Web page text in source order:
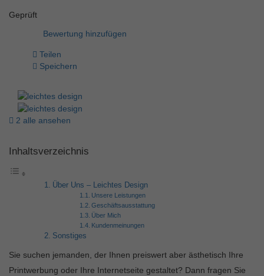
Geprüft
Bewertung hinzufügen
Teilen
Speichern
2 alle ansehen
Inhaltsverzeichnis
Über Uns – Leichtes Design
Unsere Leistungen
Geschäftsausstattung
Über Mich
Kundenmeinungen
Sonstiges
Sie suchen jemanden, der Ihnen preiswert aber ästhetisch Ihre
Printwerbung oder Ihre Internetseite gestaltet? Dann fragen Sie